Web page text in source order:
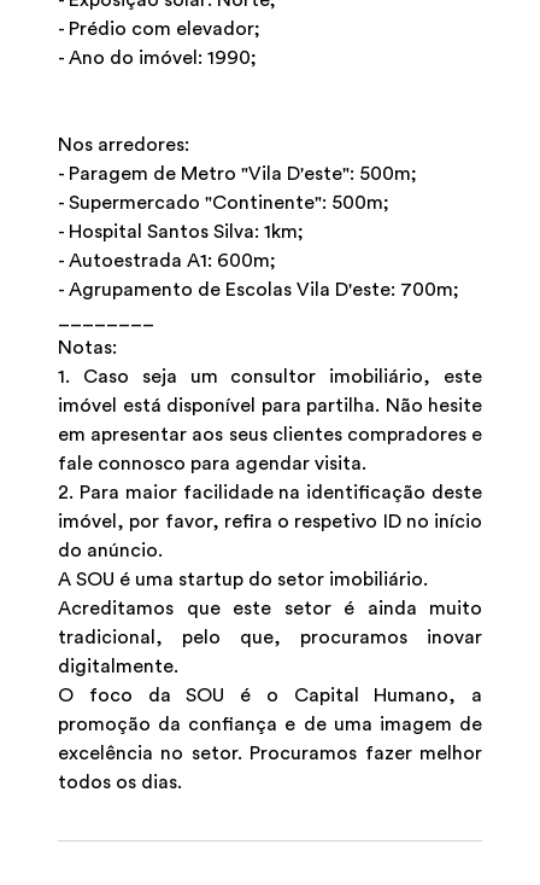
- Prédio com elevador;
- Ano do imóvel: 1990;
Nos arredores:
- Paragem de Metro "Vila D'este": 500m;
- Supermercado "Continente": 500m;
- Hospital Santos Silva: 1km;
- Autoestrada A1: 600m;
- Agrupamento de Escolas Vila D'este: 700m;
________
Notas:
1. Caso seja um consultor imobiliário, este
imóvel está disponível para partilha. Não hesite
em apresentar aos seus clientes compradores e
fale connosco para agendar visita.
2. Para maior facilidade na identificação deste
imóvel, por favor, refira o respetivo ID no início
do anúncio.
A SOU é uma startup do setor imobiliário.
Acreditamos que este setor é ainda muito
tradicional, pelo que, procuramos inovar
digitalmente.
O foco da SOU é o Capital Humano, a
promoção da confiança e de uma imagem de
excelência no setor. Procuramos fazer melhor
todos os dias.